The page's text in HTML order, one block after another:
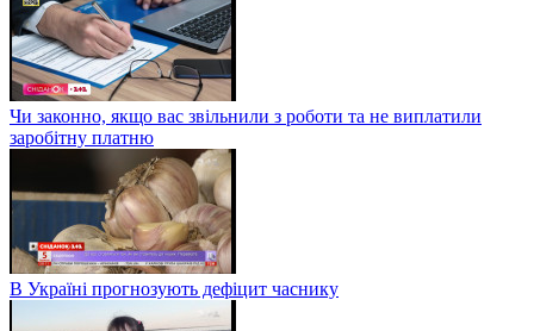
Чи законно, якщо вас звільнили з роботи та не виплатили
заробітну платню
В Україні прогнозують дефіцит часнику